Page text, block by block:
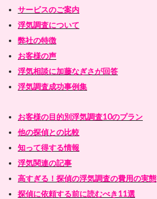
サービスのご案内
浮気調査について
弊社の特徴
お客様の声
浮気相談に加藤なぎさが回答
浮気調査成功事例集
お客様の目的別浮気調査10のプラン
他の探偵との比較
知って得する情報
浮気関連の記事
高すぎる！探偵の浮気調査の費用の実態
探偵に依頼する前に読むべき11選